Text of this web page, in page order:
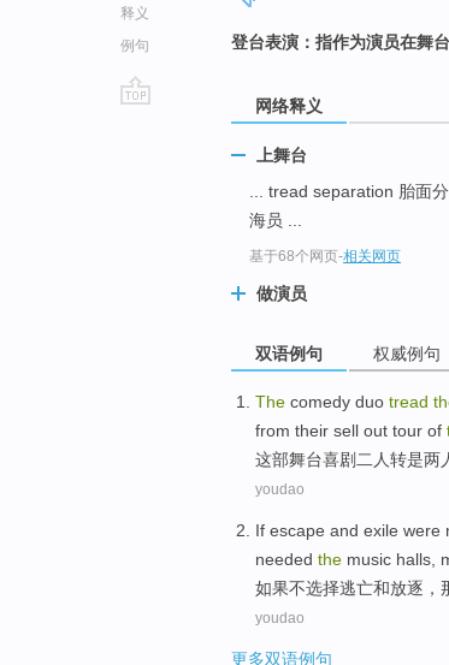
释义
例句
登台表演：指作为演员在舞台
网络释义
上舞台
... tread separation 胎面
海员 ...
基于68个网页-相关网页
做演员
双语例句 权威例句
The comedy duo tread
from their sell out tour of
这部舞台喜剧 二人转是两
youdao
If escape and exile were
needed the music halls
如果不选择逃亡和放逐 ，
youdao
更多双语例句